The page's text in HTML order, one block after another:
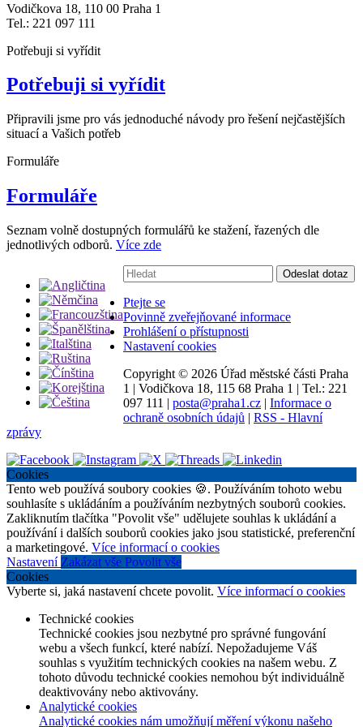
Vodičkova 18, 110 00 Praha 1
Tel.: 221 097 111
Potřebuji si vyřídit
Potřebuji si vyřídit
Připravili jsme pro vás jednoduché návody pro řešení nejčastějších
situací a Vašich potřeb
Formuláře
Formuláře
Seznam volně dostupných formulářů ke stažení, řazených dle
jednotlivých odborů. Více zde
Vyhledávání:
Odeslat dotaz
Ptejte se
Povinně zveřejňované informace
Prohlášení o přístupnosti
Nastavení cookies
Copyright © 2026 Úřad městské části Praha
1 | Vodičkova 18, 115 68 Praha 1 | Tel.: 221
097 111 | posta@praha1.cz | Informace o
ochraně osobních údajů | RSS - Hlavní
zprávy
Cookies
Tento web používá soubory cookies 🍪. Používáním tohoto webu
souhlasíte s ukládáním a používáním nezbytných souborů cookies.
Zakliknutím tlačítka "Povolit vše" udělujete souhlas k ukládání a
používání i dalších souborů cookies jako jsou statistické, preferenční
a marketingové. Více informací o cookies
Nastavení Zakázat vše Povolit vše
Cookies
Vyberte si, jaká nastavení chcete povolit. Více informací o cookies
Technické cookies
Technické cookies jsou nezbytné pro správné fungování
webu a všech funkcí, které nabízí. Nepožadujeme Váš
souhlas s využitím technických cookies na našem webu. Z
tohoto důvodu technické cookies nemohou být individuálně
deaktivovány nebo aktivovány.
Analytické cookies
Analytické cookies nám umožňují měření výkonu našeho